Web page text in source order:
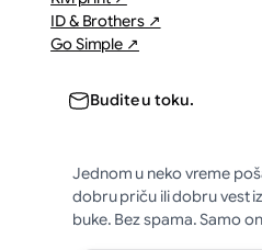
ID & Brothers ↗
Go Simple ↗
Budite u toku.
Jednom u neko vreme
dobru priču ili dobru vest
buke. Bez spama. Samo